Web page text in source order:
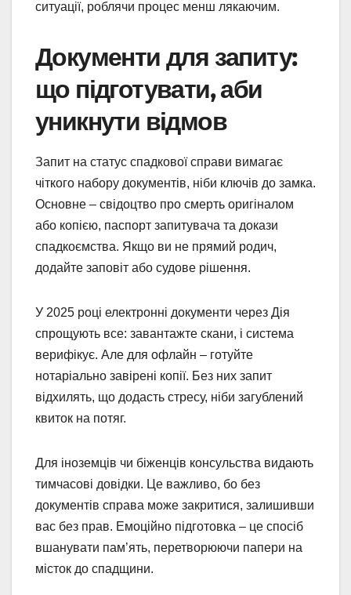
ситуації, роблячи процес менш лякаючим.
Документи для запиту:
що підготувати, аби
уникнути відмов
Запит на статус спадкової справи вимагає
чіткого набору документів, ніби ключів до замка.
Основне – свідоцтво про смерть оригіналом
або копією, паспорт запитувача та докази
спадкоємства. Якщо ви не прямий родич,
додайте заповіт або судове рішення.
У 2025 році електронні документи через Дія
спрощують все: завантажте скани, і система
верифікує. Але для офлайн – готуйте
нотаріально завірені копії. Без них запит
відхилять, що додасть стресу, ніби загублений
квиток на потяг.
Для іноземців чи біженців консульства видають
тимчасові довідки. Це важливо, бо без
документів справа може закритися, залишивши
вас без прав. Емоційно підготовка – це спосіб
вшанувати пам’ять, перетворюючи папери на
місток до спадщини.